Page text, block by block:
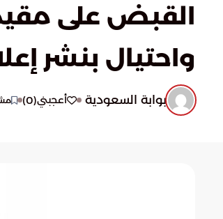
القبض على
واحتيال بنشر
بوابة السعودية أعجبني(
0
)